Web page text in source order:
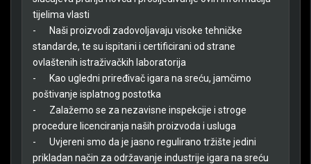
tijelima vlasti
-
Naši proizvodi zadovoljavaju visoke tehničke
standarde, te su ispitani i certificirani od strane
ovlaštenih istraživačkih laboratorija
-
Kao ugledni priređivač igara na sreću, jamčimo
poštivanje isplatnog postotka
-
Zalažemo se za nezavisne inspekcije i stroge
procedure licenciranja naših proizvoda i usluga
-
Uvjereni smo da je jasno regulirano tržište jedini
prikladan način za održavanje industrije igara na sreću